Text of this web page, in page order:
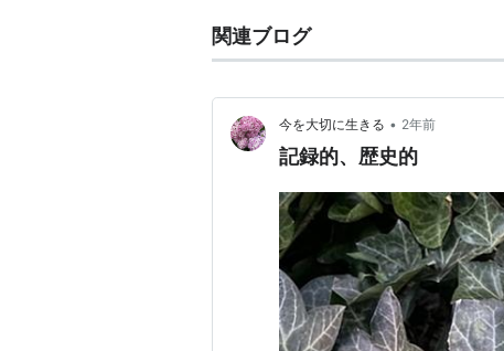
関連ブログ
今を大切に生きる • 2年前
記録的、歴史的